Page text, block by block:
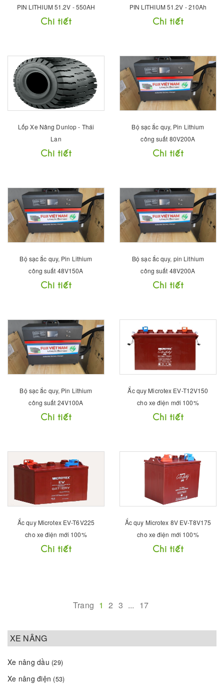
PIN LITHIUM 51.2V - 550AH
Chi tiết
PIN LITHIUM 51.2V - 210Ah
Chi tiết
Lốp Xe Nâng Dunlop - Thái
Lan
Chi tiết
Bộ sạc ắc quy, Pin Lithium
công suất 80V200A
Chi tiết
Bộ sạc ắc quy, Pin Lithium
công suất 48V150A
Chi tiết
Bộ sạc ắc quy, pin Lithium
công suất 48V200A
Chi tiết
Bộ sạc ắc quy, Pin Lithium
công suất 24V100A
Chi tiết
Ắc quy Microtex EV-T12V150
cho xe điện mới 100%
Chi tiết
Ắc quy Microtex EV-T6V225
cho xe điện mới 100%
Chi tiết
Ắc quy Microtex 8V EV-T8V175
cho xe điện mới 100%
Chi tiết
Trang 1 2 3 ... 17
XE NÂNG
Xe nâng dầu (29)
Xe nâng điện (53)